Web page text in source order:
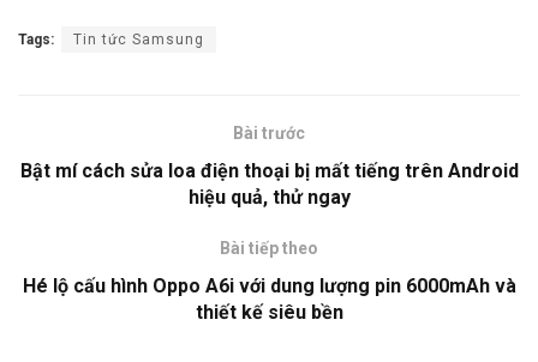
Tags: Tin tức Samsung
Bài trước
Bật mí cách sửa loa điện thoại bị mất tiếng trên Android
hiệu quả, thử ngay
Bài tiếp theo
Hé lộ cấu hình Oppo A6i với dung lượng pin 6000mAh và
thiết kế siêu bền